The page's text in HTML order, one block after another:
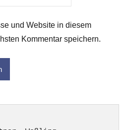
und Website in diesem
Kommentar speichern.